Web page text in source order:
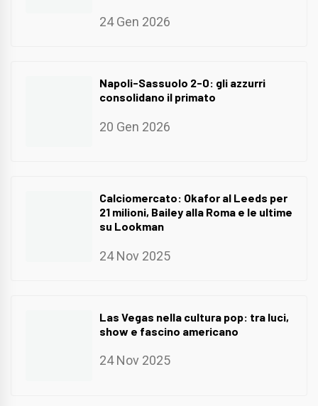
24 Gen 2026
Napoli-Sassuolo 2-0: gli azzurri
consolidano il primato
20 Gen 2026
Calciomercato: Okafor al Leeds per
21 milioni, Bailey alla Roma e le ultime
su Lookman
24 Nov 2025
Las Vegas nella cultura pop: tra luci,
show e fascino americano
24 Nov 2025